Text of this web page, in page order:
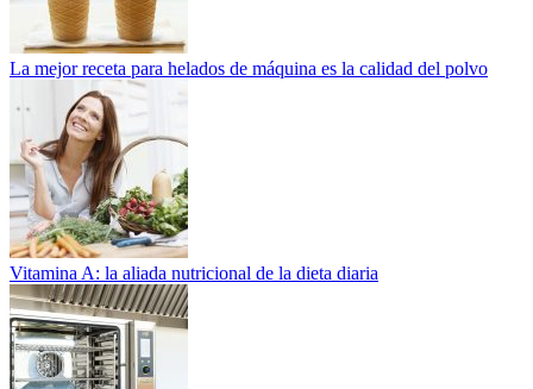
La mejor receta para helados de máquina es la calidad del polvo
Vitamina A: la aliada nutricional de la dieta diaria